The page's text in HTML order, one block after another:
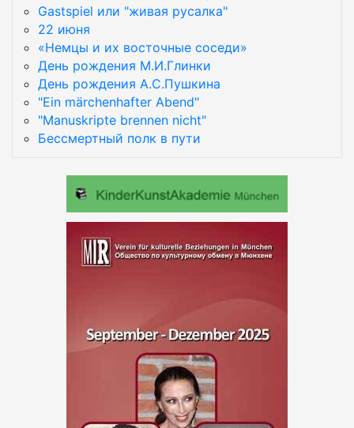
Gastspiel или "живая русалка"
22 июня
«Немцы и их восточные соседи»
День рождения М.И.Глинки
День рождения А.С.Пушкина
"Ein märchenhafter Abend"
"Manuskripte brennen nicht"
Бессмертный полк в пути